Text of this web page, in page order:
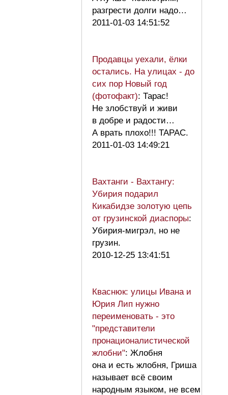
разгрести долги надо…
2011-01-03 14:51:52
Продавцы уехали, ёлки
остались. На улицах - до
сих пор Новый год
(фотофакт): Тарас!
Не злобствуй и живи
в добре и радости…
А врать плохо!!! ТАРАС.
2011-01-03 14:49:21
Вахтанги - Вахтангу:
Убирия подарил
Кикабидзе золотую цепь
от грузинской диаспоры:
Убирия-мигрэл, но не
грузин.
2010-12-25 13:41:51
Кваснюк: улицы Ивана и
Юрия Лип нужно
переименовать - это
"представители
пронационалистической
жлобни": Жлобня
она и есть жлобня, Гриша
называет всё своим
народным языком, не всем